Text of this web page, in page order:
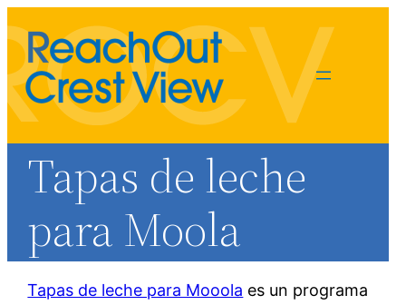
Tapas de leche
para Moola
Tapas de leche para Mooola es un programa